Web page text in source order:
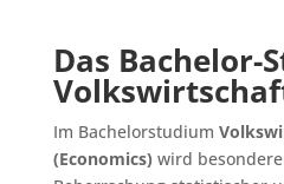
Das Bachelor-
Im Bachelorstudium
(Economics) wird